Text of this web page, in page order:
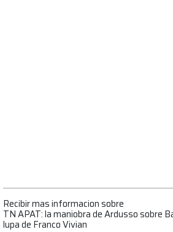
Recibir mas informacion sobre
TN APAT: la maniobra de Ardusso sobre
lupa de Franco Vivian